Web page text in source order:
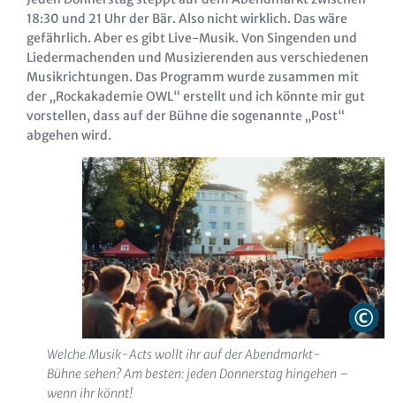
18:30 und 21 Uhr der Bär. Also nicht wirklich. Das wäre
gefährlich. Aber es gibt Live-Musik. Von Singenden und
Liedermachenden und Musizierenden aus verschiedenen
Musikrichtungen. Das Programm wurde zusammen mit
der „Rockakademie OWL“ erstellt und ich könnte mir gut
vorstellen, dass auf der Bühne die sogenannte „Post“
abgehen wird.
Welche Musik-Acts wollt ihr auf der Abendmarkt-
Bühne sehen? Am besten: jeden Donnerstag hingehen –
wenn ihr könnt!